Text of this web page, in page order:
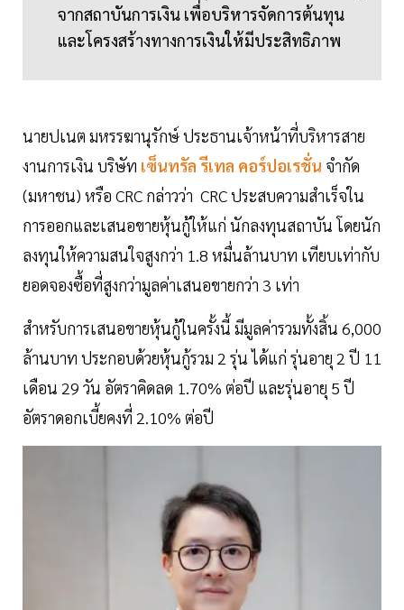
จากสถาบันการเงิน เพื่อบริหารจัดการต้นทุน
และโครงสร้างทางการเงินให้มีประสิทธิภาพ
นายปเนต มหรรฆานุรักษ์ ประธานเจ้าหน้าที่บริหารสาย
งานการเงิน บริษัท เซ็นทรัล รีเทล คอร์ปอเรชั่น จำกัด
(มหาชน) หรือ CRC กล่าวว่า CRC ประสบความสำเร็จใน
การออกและเสนอขายหุ้นกู้ให้แก่ นักลงทุนสถาบัน โดยนัก
ลงทุนให้ความสนใจสูงกว่า 1.8 หมื่นล้านบาท เทียบเท่ากับ
ยอดจองซื้อที่สูงกว่ามูลค่าเสนอขายกว่า 3 เท่า
สำหรับการเสนอขายหุ้นกู้ในครั้งนี้ มีมูลค่ารวมทั้งสิ้น 6,000
ล้านบาท ประกอบด้วยหุ้นกู้รวม 2 รุ่น ได้แก่ รุ่นอายุ 2 ปี 11
เดือน 29 วัน อัตราคิดลด 1.70% ต่อปี และรุ่นอายุ 5 ปี
อัตราดอกเบี้ยคงที่ 2.10% ต่อปี